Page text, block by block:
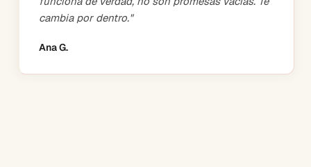
cambia por dentro."
Ana G.